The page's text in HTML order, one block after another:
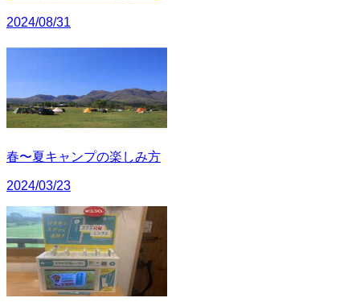
2024/08/31
春〜夏キャンプの楽しみ方
2024/03/23